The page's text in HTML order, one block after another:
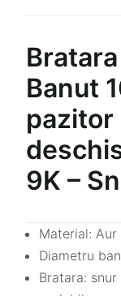
Banut
pazitor
9K –
Material: Aur
Diametru
Bratara: